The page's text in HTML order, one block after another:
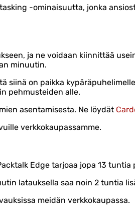
-ominaisuutta, jonka
ja ne voidaan kiinnittää
minuutin.
siinä on paikka
pehmusteiden alle.
asentamisesta. Ne löydät
verkkokaupassamme.
Edge tarjoaa jopa 13 tuntia
latauksella saa noin 2 tuntia
meidän verkkokaupassa.